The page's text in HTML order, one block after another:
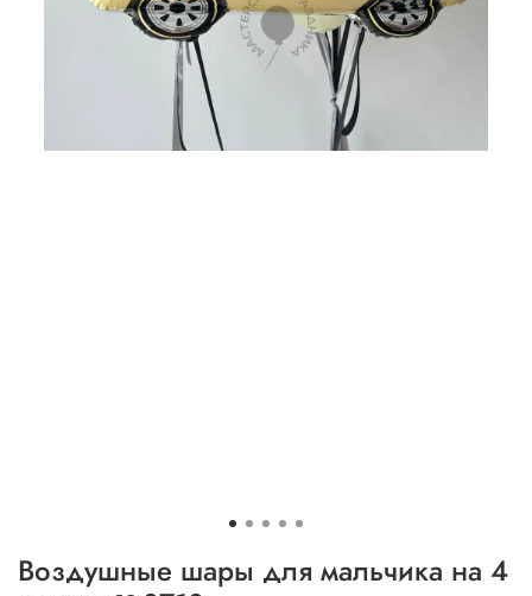
Воздушные шары для мальчика на 4